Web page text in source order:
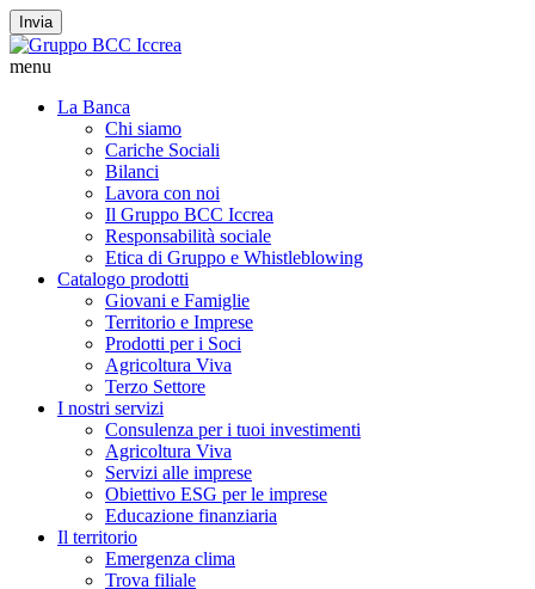
Invia
menu
La Banca
Chi siamo
Cariche Sociali
Bilanci
Lavora con noi
Il Gruppo BCC Iccrea
Responsabilità sociale
Etica di Gruppo e Whistleblowing
Catalogo prodotti
Giovani e Famiglie
Territorio e Imprese
Prodotti per i Soci
Agricoltura Viva
Terzo Settore
I nostri servizi
Consulenza per i tuoi investimenti
Agricoltura Viva
Servizi alle imprese
Obiettivo ESG per le imprese
Educazione finanziaria
Il territorio
Emergenza clima
Trova filiale